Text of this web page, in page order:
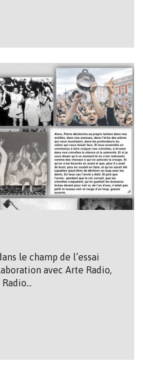
le champ de l’essai
avec Arte Radio,
Radio…